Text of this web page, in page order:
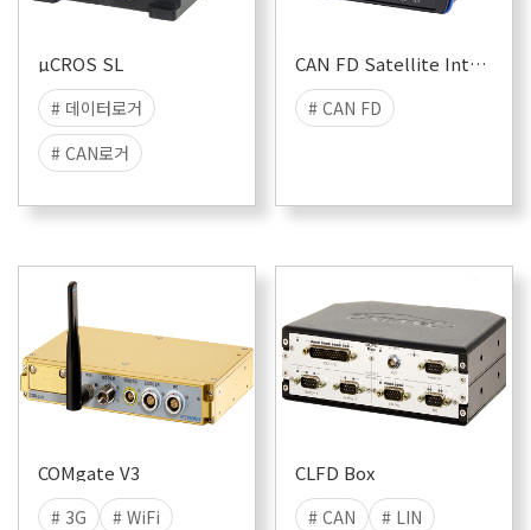
# ADAS
µCROS SL
# 데이터로거
# CAN로거
# 데이터저장
CAN FD Satellite Interface
# CAN FD
COMgate V3
# 3G
# WiFi
CLFD Box
# CAN
# LIN